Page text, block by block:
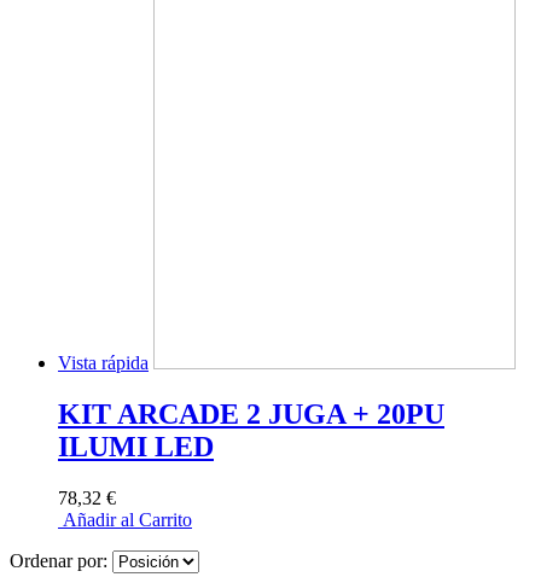
Vista rápida
KIT ARCADE 2 JUGA + 20PU
ILUMI LED
78,32 €
Añadir al Carrito
Ordenar por: